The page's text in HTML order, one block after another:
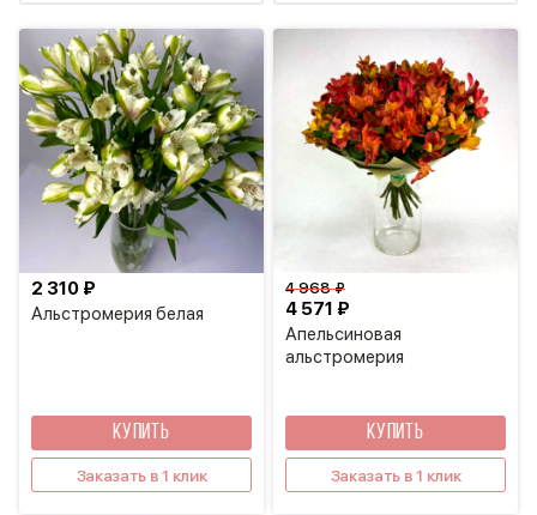
Альстромерия белая
2 310 ₽
КУПИТЬ
Заказать в 1 клик
Апельсиновая
альстромерия
4 571 ₽
4 968 ₽
КУПИТЬ
Заказать в 1 клик